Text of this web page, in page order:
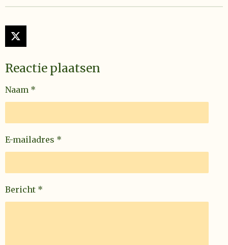
X
Reactie plaatsen
Naam *
E-mailadres *
Bericht *